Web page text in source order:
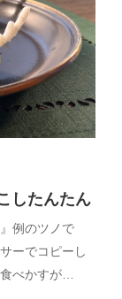
したんたん
例のツノで
ーでコピーし
べかすが…